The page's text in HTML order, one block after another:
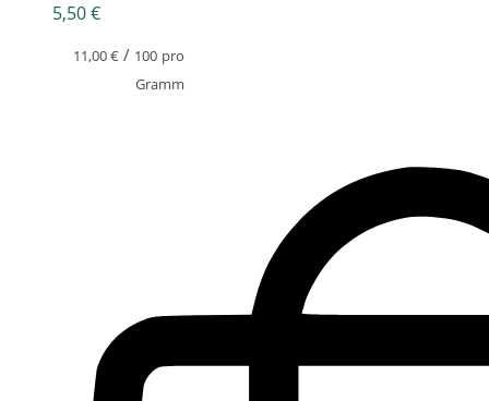
5,50€
11,00€/ 100 pro
Gramm